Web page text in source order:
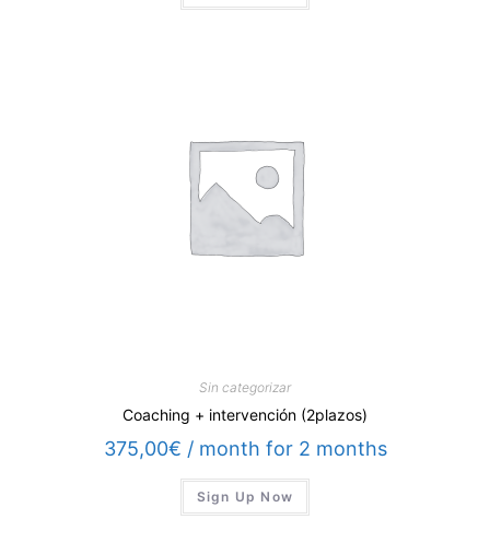
Sin categorizar
Coaching + intervención (2plazos)
375,00€ / month for 2 months
Sign Up Now